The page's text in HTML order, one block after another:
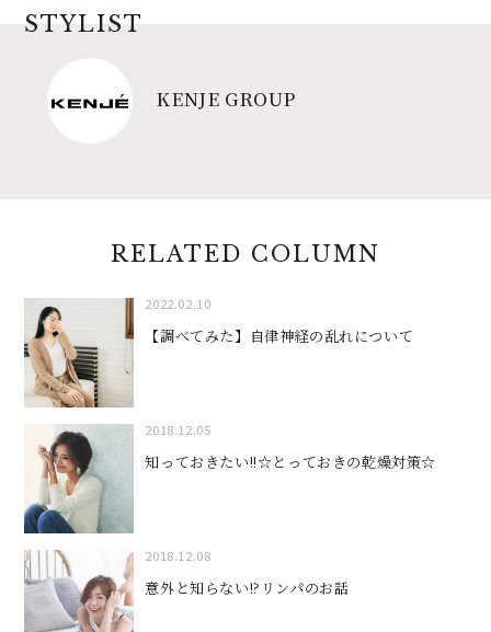
STYLIST
KENJE GROUP
RELATED COLUMN
2022.02.10
【調べてみた】自律神経の乱れについて
2018.12.05
知っておきたい!!☆とっておきの乾燥対策☆
2018.12.08
意外と知らない!?リンパのお話